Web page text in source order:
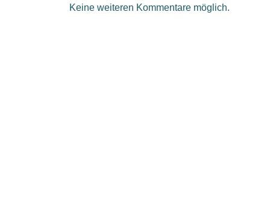
Keine weiteren Kommentare möglich.